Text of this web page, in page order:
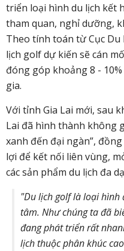
triển loại hình du lịch kết
tham quan, nghỉ dưỡng,
Theo tính toán từ Cục
lịch golf dự kiến sẽ cán
đóng góp khoảng 8 -
gia.
Với tỉnh Gia Lai mới, sau
Lai đã hình thành không
xanh đến đại ngàn”,
lợi để kết nối liên vùng,
các sản phẩm du lịch đa
"Du lịch golf là loại hình
tâm. Như chúng ta đã
đang phát triển rất
lịch thuộc phân khúc